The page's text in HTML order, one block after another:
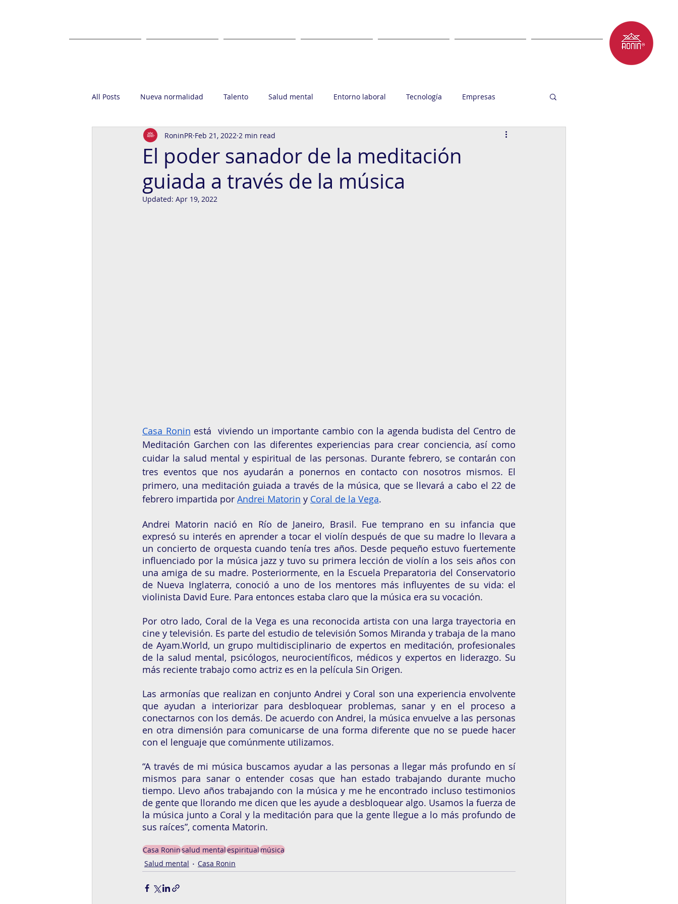
All Posts Nueva normalidad Talento Salud mental Entorno laboral Tecnología Empresas
Casa Ronin Grupo Ronin
El poder sanador de la meditación
guiada a través de la música
RoninPR Feb 21, 2022 2 min read
Updated: Apr 19, 2022
Casa Ronin está  viviendo un importante cambio con la agenda budista del Centro de
Meditación Garchen con las diferentes experiencias para crear conciencia, así como
cuidar la salud mental y espiritual de las personas. Durante febrero, se contarán con
tres eventos que nos ayudarán a ponernos en contacto con nosotros mismos. El
primero, una meditación guiada a través de la música, que se llevará a cabo el 22 de
febrero impartida por Andrei Matorin y Coral de la Vega.
Andrei Matorin nació en Río de Janeiro, Brasil. Fue temprano en su infancia que
expresó su interés en aprender a tocar el violín después de que su madre lo llevara a
un concierto de orquesta cuando tenía tres años. Desde pequeño estuvo fuertemente
influenciado por la música jazz y tuvo su primera lección de violín a los seis años con
una amiga de su madre. Posteriormente, en la Escuela Preparatoria del Conservatorio
de Nueva Inglaterra, conoció a uno de los mentores más influyentes de su vida: el
violinista David Eure. Para entonces estaba claro que la música era su vocación.
Por otro lado, Coral de la Vega es una reconocida artista con una larga trayectoria en
cine y televisión. Es parte del estudio de televisión Somos Miranda y trabaja de la mano
de Ayam.World, un grupo multidisciplinario de expertos en meditación, profesionales
de la salud mental, psicólogos, neurocientíficos, médicos y expertos en liderazgo. Su
más reciente trabajo como actriz es en la película Sin Origen.
Las armonías que realizan en conjunto Andrei y Coral son una experiencia envolvente
que ayudan a interiorizar para desbloquear problemas, sanar y en el proceso a
conectarnos con los demás. De acuerdo con Andrei, la música envuelve a las personas
en otra dimensión para comunicarse de una forma diferente que no se puede hacer
con el lenguaje que comúnmente utilizamos.
“A través de mi música buscamos ayudar a las personas a llegar más profundo en sí
mismos para sanar o entender cosas que han estado trabajando durante mucho
tiempo. Llevo años trabajando con la música y me he encontrado incluso testimonios
de gente que llorando me dicen que les ayude a desbloquear algo. Usamos la fuerza de
la música junto a Coral y la meditación para que la gente llegue a lo más profundo de
sus raíces”, comenta Matorin.
Casa Roninsalud mentalespiritualmúsica
Salud mental
Casa Ronin